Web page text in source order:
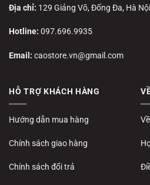
Địa chỉ: 129 Giảng Võ, Đống Đa, Hà Nội
Hotline: 097.696.9935
Email: caostore.vn@gmail.com
HỖ TRỢ KHÁCH HÀNG
Hướng dẫn mua hàng
Chính sách giao hàng
Chính sách đổi trả